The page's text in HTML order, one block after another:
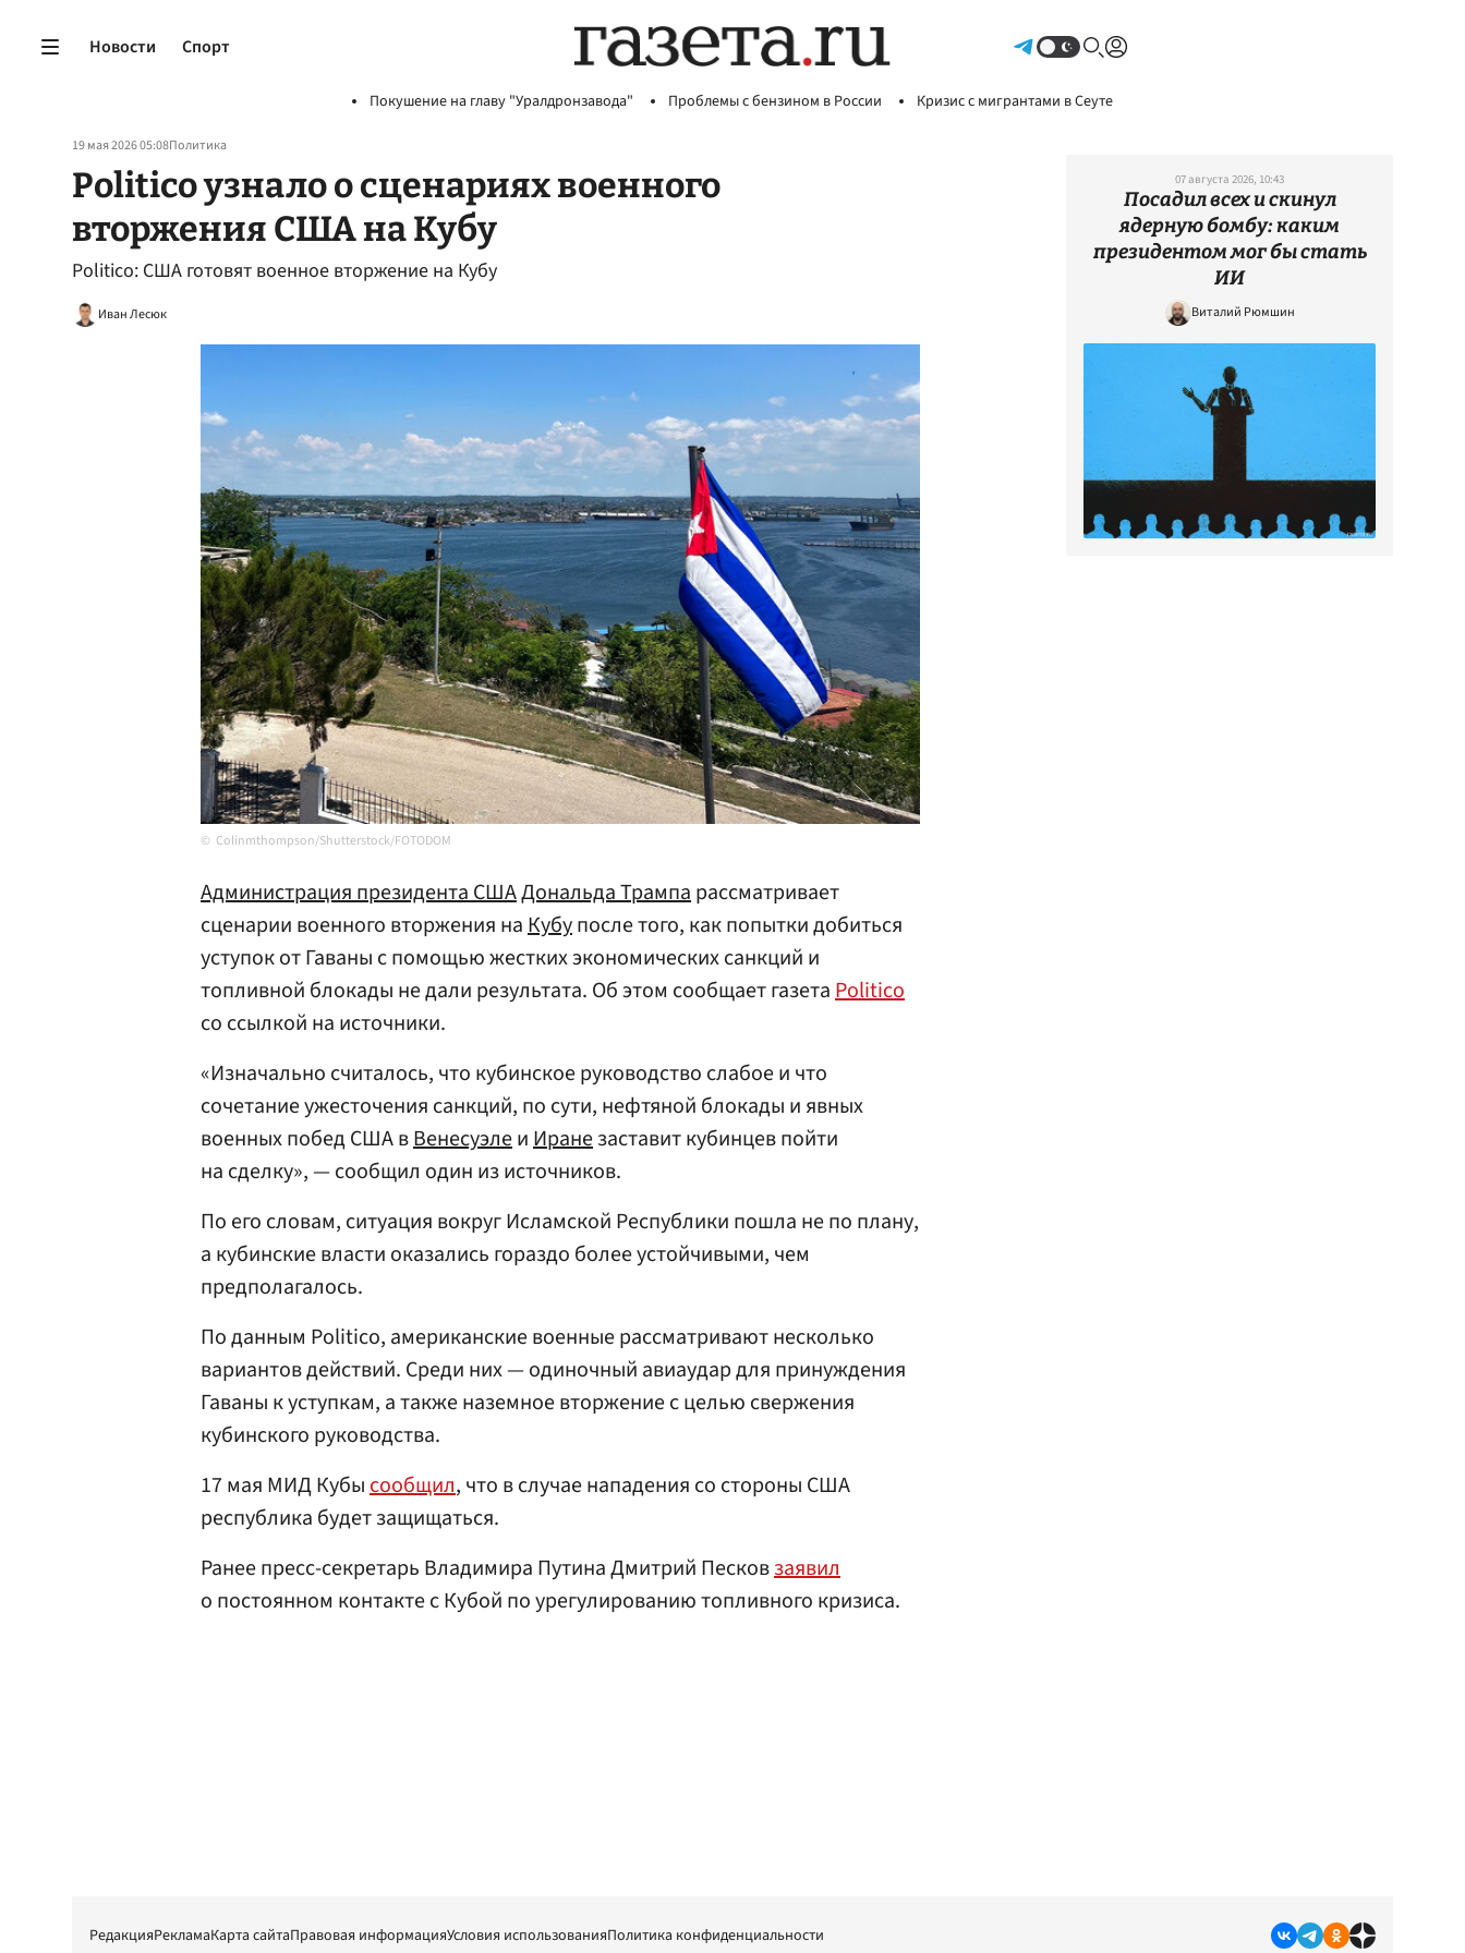
Новости Спорт
Покушение на главу "Уралдронзавода" Проблемы с бензином в России Кризис с мигрантами в Сеуте
19 мая 2026 05:08Политика
Politico узнало о сценариях военного
вторжения США на Кубу
Politico: США готовят военное вторжение на Кубу
Иван Лесюк
Colinmthompson/Shutterstock/FOTODOM
Администрация президентаСШАДональда Трампарассматривает
сценарии военного вторжения наКубупосле того, как попытки добиться
уступок от Гаваны с помощью жестких экономических санкций и
топливной блокады не дали результата. Об этом сообщает газетаPolitico
со ссылкой на источники.
«Изначально считалось, что кубинское руководство слабое и что
сочетание ужесточения санкций, по сути, нефтяной блокады и явных
военных побед США вВенесуэлеиИранезаставит кубинцев пойти
на сделку», — сообщил один из источников.
По его словам, ситуация вокруг Исламской Республики пошла не по плану,
а кубинские власти оказались гораздо более устойчивыми, чем
предполагалось.
По данным Politico, американские военные рассматривают несколько
вариантов действий. Среди них — одиночный авиаудар для принуждения
Гаваны к уступкам, а также наземное вторжение с целью свержения
кубинского руководства.
17 мая МИД Кубысообщил, что в случае нападения со стороны США
республика будет защищаться.
Ранее пресс-секретарь Владимира Путина Дмитрий Песковзаявил
о постоянном контакте с Кубой по урегулированию топливного кризиса.
07 августа 2026, 10:43
Посадил всех и скинул
ядерную бомбу: каким
президентом мог бы стать
ИИ
Виталий Рюмшин
РедакцияРекламаКарта сайтаПравовая информацияУсловия использованияПолитика конфиденциальности